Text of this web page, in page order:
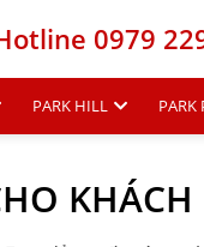
0979
PARK HILL PARK